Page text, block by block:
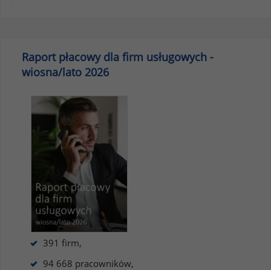
Raport płacowy dla firm usługowych -
wiosna/lato 2026
391 firm,
94 668 pracowników,